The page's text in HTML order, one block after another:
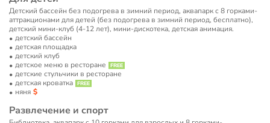
Детский бассейн без подогрева в зимний период, аквапарк с 8 горками-
аттракционами для детей (без подогрева в зимний период, бесплатно),
детский мини-клуб (4-12 лет), мини-дискотека, детская анимация.
детский бассейн
детская площадка
детский клуб
детское меню в ресторане
детские стульчики в ресторане
детская кроватка
няня
Развлечение и спорт